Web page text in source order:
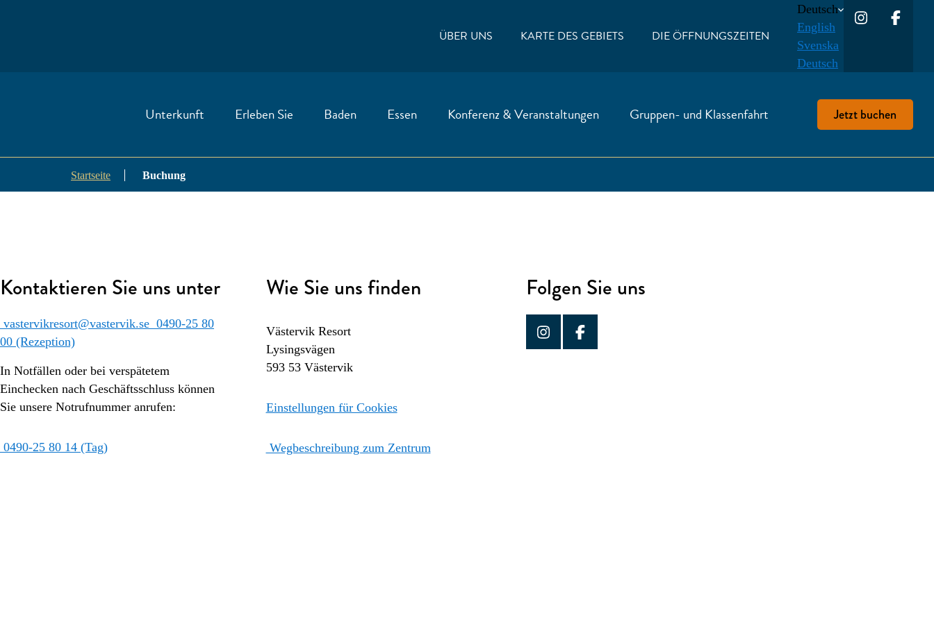
ÜBER UNS KARTE DES GEBIETS DIE ÖFFNUNGSZEITEN
Deutsch
English
Svenska
Deutsch
Unterkunft Erleben Sie Baden Essen Konferenz & Veranstaltungen Gruppen- und Klassenfahrt Jetzt buchen
Startseite Buchung
Kontaktieren Sie uns unter
vastervikresort@vastervik.se 0490-25 80
00 (Rezeption)
In Notfällen oder bei verspätetem
Einchecken nach Geschäftsschluss können
Sie unsere Notrufnummer anrufen:
0490-25 80 14 (Tag)
Wie Sie uns finden
Västervik Resort
Lysingsvägen
593 53 Västervik
Einstellungen für Cookies
Wegbeschreibung zum Zentrum
Folgen Sie uns